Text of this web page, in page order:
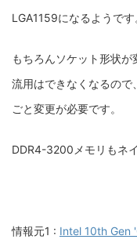
LGA1159になるようです
もちろんソケット形状
流用はできなくなるので
ごと変更が必要です。
DDR4-3200メモリもネ
情報元1 : Intel 10th Gen